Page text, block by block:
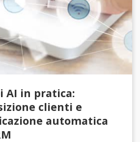
AI in pratica:
clienti e
automatica